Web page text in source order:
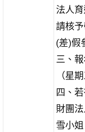
法人
請核
(差)假
三、
（星
四、
財團
雪小